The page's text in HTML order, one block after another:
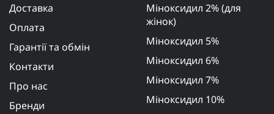
Доставка
Оплата
Гарантії та обмін
Контакти
Про нас
Бренди
Міноксидил 2% (для
жінок)
Міноксидил 5%
Міноксидил 6%
Міноксидил 7%
Міноксидил 10%